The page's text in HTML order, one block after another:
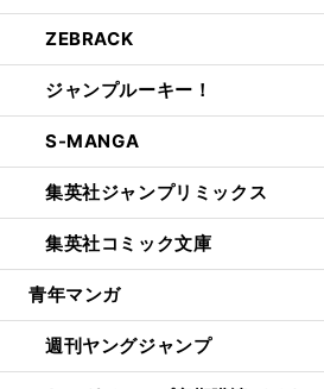
ZEBRACK
ジャンプルーキー！
S-MANGA
集英社ジャンプリミックス
集英社コミック文庫
青年マンガ
週刊ヤングジャンプ